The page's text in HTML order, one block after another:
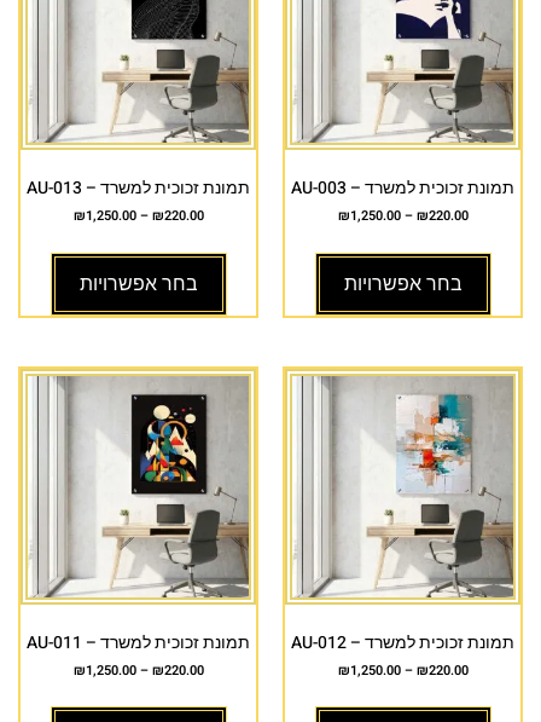
תמונת זכוכית למשרד – AU-003
₪220.00
–
₪1,250.00
בחר אפשרויות
תמונת זכוכית למשרד – AU-013
₪220.00
–
₪1,250.00
בחר אפשרויות
תמונת זכוכית למשרד – AU-012
₪220.00
–
₪1,250.00
תמונת זכוכית למשרד – AU-011
₪220.00
–
₪1,250.00